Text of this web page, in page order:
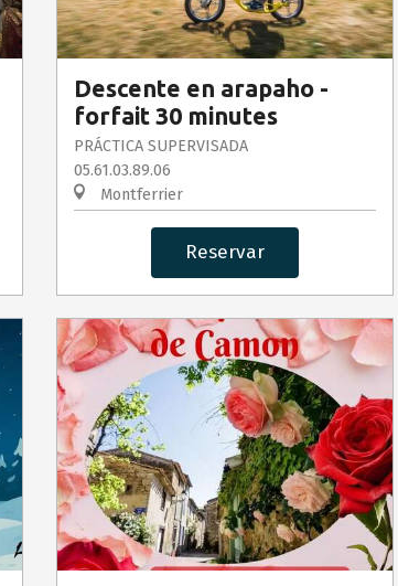
Descente en arapaho -
forfait 30 minutes
PRÁCTICA SUPERVISADA
05.61.03.89.06
Montferrier
Reservar